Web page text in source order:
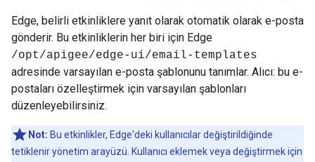
Edge, belirli etkinliklere yanıt olarak otomatik olarak e-posta
gönderir. Bu etkinliklerin her biri için Edge
/opt/apigee/edge-ui/email-templates
adresinde varsayılan e-posta şablonunu tanımlar. Alıcı: bu e-
postaları özelleştirmek için varsayılan şablonları
düzenleyebilirsiniz.
Not: Bu etkinlikler, Edge'deki kullanıcılar değiştirildiğinde
tetiklenir yönetim arayüzü. Kullanıcı eklemek veya değiştirmek için